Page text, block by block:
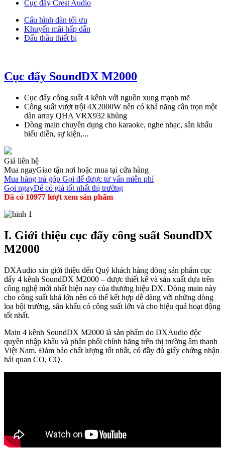
Cục đẩy Crest Audio
Cấu hình dàn tối ưu
Khuyến mãi hấp dẫn
Đấu thầu thiết bị
Cục đẩy SoundDX M2000
Cục đẩy công suất 4 kênh với nguồn xung mạnh mẽ
Công suất vượt trội 4X2000W nên có khả năng cân trọn một
dàn array QHA VRX932 khủng
Dòng main chuyên dụng cho karaoke, nghe nhạc, sân khấu
biểu diễn, sự kiện,...
Giá liên hệ
Mua ngayGiao tận nơi hoặc mua tại cửa hàng
Mua hàng trả góp Gọi để được tư vấn miễn phí
Gọi ngayĐể có giá tốt nhất thị trường
Đã có 10977 lượt xem sản phẩm
I. Giới thiệu cục đẩy công suất SoundDX
M2000
DXAudio xin giới thiệu đến Quý khách hàng dòng sản phẩm cục
đẩy 4 kênh SoundDX M2000 – được thiết kế và sản xuất dựa trên
công nghệ mới nhất hiện nay của thương hiệu DX. Dòng main này
cho công suất khá lớn nên có thể kết hợp dễ dàng với những dòng
loa hội trường, sân khấu có công suất lớn và cho hiệu quả hoạt động
tốt nhất.
Main 4 kênh SoundDX M2000 là sản phẩm do DXAudio độc
quyền nhập khẩu và phân phối chính hãng trên thị trường âm thanh
Việt Nam. Đảm bảo chất lượng tốt nhất, có đầy đủ giấy chứng nhận
hải quan CO, CQ.